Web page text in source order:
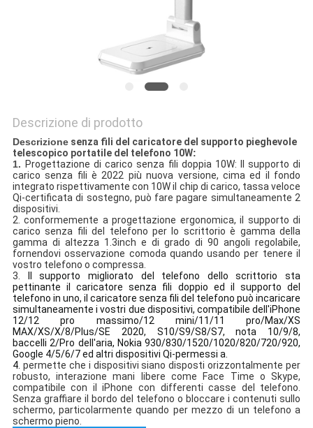
Descrizione di prodotto
Descrizionesenza fili del caricatore del supporto pieghevole
telescopico portatile del telefono 10W:
1. Progettazione di carico senza fili doppia 10W: Il supporto di
carico senza fili è 2022 più nuova versione, cima ed il fondo
integrato rispettivamente con 10W il chip di carico, tassa veloce
Qi-certificata di sostegno, può fare pagare simultaneamente 2
dispositivi.
2.conformemente a progettazione ergonomica, il supporto di
carico senza fili del telefono per lo scrittorio è gamma della
gamma di altezza 1.3inch e di grado di 90 angoli regolabile,
fornendovi osservazione comoda quando usando per tenere il
vostro telefono o compressa.
3.
Il supporto migliorato del telefono dello scrittorio sta
pettinante il caricatore senza fili doppio ed il supporto del
telefono in uno, il caricatore senza fili del telefono può incaricare
simultaneamente i vostri due dispositivi, compatibile dell'iPhone
12/12 pro massimo/12 mini/11/11 pro/Max/XS
MAX/XS/X/8/Plus/SE 2020, S10/S9/S8/S7, nota 10/9/8,
baccelli 2/Pro dell'aria, Nokia 930/830/1520/1020/820/720/920,
Google 4/5/6/7 ed altri dispositivi Qi-permessi a.
4. permette che i dispositivi siano disposti orizzontalmente per
robusto, interazione mani libere come Face Time o Skype,
compatibile con il iPhone con differenti casse del telefono.
Senza graffiare il bordo del telefono o bloccare i contenuti sullo
schermo, particolarmente quando per mezzo di un telefono a
schermo pieno.